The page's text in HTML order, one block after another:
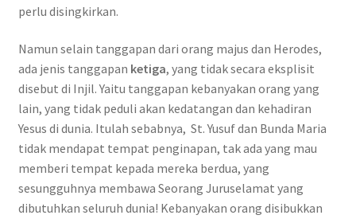
perlu disingkirkan.
Namun selain tanggapan dari orang majus dan Herodes,
ada jenis tanggapan ketiga, yang tidak secara eksplisit
disebut di Injil. Yaitu tanggapan kebanyakan orang yang
lain, yang tidak peduli akan kedatangan dan kehadiran
Yesus di dunia. Itulah sebabnya, St. Yusuf dan Bunda Maria
tidak mendapat tempat penginapan, tak ada yang mau
memberi tempat kepada mereka berdua, yang
sesungguhnya membawa Seorang Juruselamat yang
dibutuhkan seluruh dunia! Kebanyakan orang disibukkan